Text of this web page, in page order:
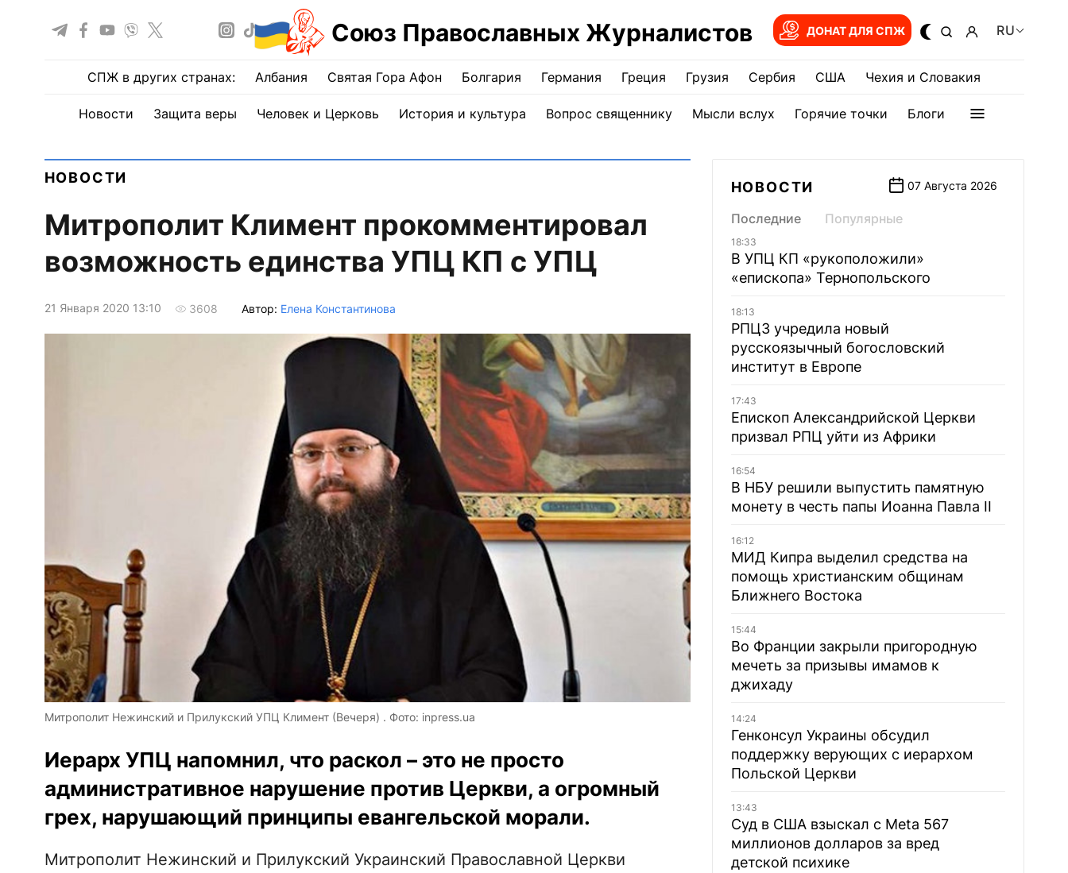
Союз Православных Журналистов ДОНАТ ДЛЯ СПЖ RU
СПЖ в других странах: Албания Святая Гора Афон Болгария Германия Греция Грузия Сербия США Чехия и Словакия
Новости Защита веры Человек и Церковь История и культура Вопрос священнику Мысли вслух Горячие точки Блоги
НОВОСТИ
Митрополит Климент прокомментировал
возможность единства УПЦ КП с УПЦ
21 Января 2020 13:10 3608 Автор: Елена Константинова
Митрополит Нежинский и Прилукский УПЦ Климент (Вечеря) . Фото: inpress.ua
Иерарх УПЦ напомнил, что раскол – это не просто
административное нарушение против Церкви, а огромный
грех, нарушающий принципы евангельской морали.
Митрополит Нежинский и Прилукский Украинский Православной Церкви
НОВОСТИ 07 Августа 2026
Последние Популярные
18:33
В УПЦ КП «рукоположили»
«епископа» Тернопольского
18:13
РПЦЗ учредила новый
русскоязычный богословский
институт в Европе
17:43
Епископ Александрийской Церкви
призвал РПЦ уйти из Африки
16:54
В НБУ решили выпустить памятную
монету в честь папы Иоанна Павла II
16:12
МИД Кипра выделил средства на
помощь христианским общинам
Ближнего Востока
15:44
Во Франции закрыли пригородную
мечеть за призывы имамов к
джихаду
14:24
Генконсул Украины обсудил
поддержку верующих с иерархом
Польской Церкви
13:43
Суд в США взыскал с Meta 567
миллионов долларов за вред
детской психике